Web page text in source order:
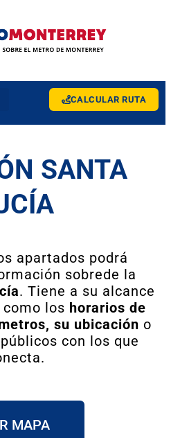
CALCULAR RUTA
SANTA
apartados podrá
sobrede la
. Tiene a su alcance
los horarios de
su ubicación o
con los que
MAPA